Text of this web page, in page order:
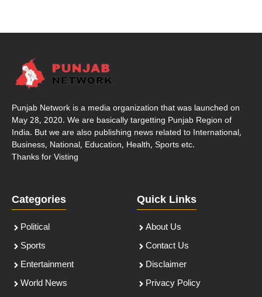
Punjab Network is a media organization that was launched on
May 28, 2020. We are basically targetting Punjab Region of
India. But we are also publishing news related to International,
Business, National, Education, Health, Sports etc.
Thanks for Visting
Categories
Political
Sports
Entertainment
World News
Quick Links
About Us
Contact Us
Disclaimer
Privacy Policy